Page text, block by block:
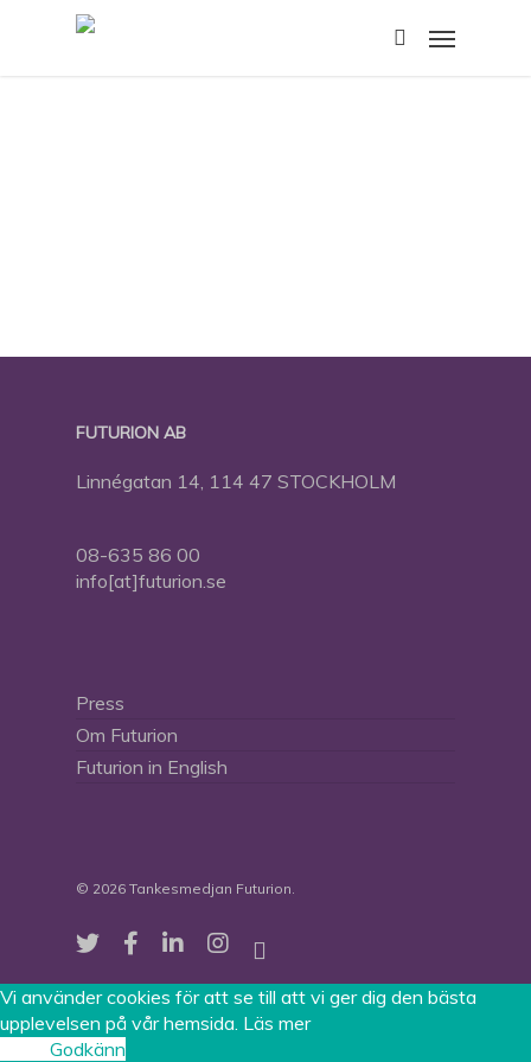
search
Menu
FUTURION AB
Linnégatan 14, 114 47 STOCKHOLM
08-635 86 00
info[at]futurion.se
Press
Om Futurion
Futurion in English
© 2026 Tankesmedjan Futurion.
twitter facebooklinkedininstagramspotify
Vi använder cookies för att se till att vi ger dig den bästa
upplevelsen på vår hemsida. Läs mer
Godkänn